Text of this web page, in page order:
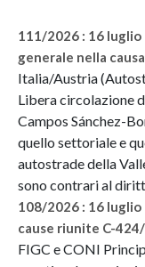
111/2026 : 16 luglio
generale nella
Italia/Austria
Libera circolazione
Campos Sánchez-
quello settoriale e
autostrade della
sono contrari al
108/2026 : 16
cause riunite C-
FIGC e CONI